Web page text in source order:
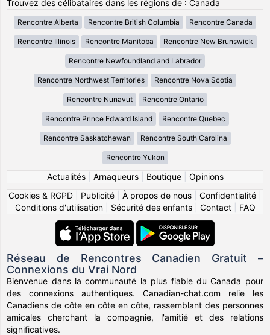
Trouvez des célibataires dans les régions de : Canada
Rencontre Alberta Rencontre British Columbia Rencontre Canada
Rencontre Illinois Rencontre Manitoba Rencontre New Brunswick
Rencontre Newfoundland and Labrador
Rencontre Northwest Territories Rencontre Nova Scotia
Rencontre Nunavut Rencontre Ontario
Rencontre Prince Edward Island Rencontre Quebec
Rencontre Saskatchewan Rencontre South Carolina
Rencontre Yukon
Actualités| Arnaqueurs| Boutique| Opinions
Cookies & RGPD
Publicité À propos de nous Confidentialité
Conditions d'utilisation| Sécurité des enfants| Contact| FAQ
Réseau de Rencontres Canadien Gratuit –
Connexions du Vrai Nord
Bienvenue dans la communauté la plus fiable du Canada pour
des connexions authentiques. Canadian-chat.com relie les
Canadiens de côte en côte en côte, rassemblant des personnes
amicales cherchant la compagnie, l'amitié et des relations
significatives.